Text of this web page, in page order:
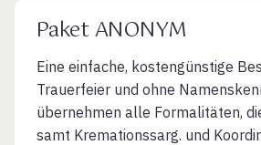
Paket ANONYM
Eine einfache, kostengünstige
Trauerfeier und ohne
übernehmen alle Formalitäten,
samt Kremationssarg. und